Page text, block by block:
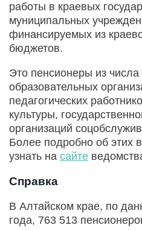
работы в краевых
муниципальных
финансируемых из
бюджетов.
Это пенсионеры из числа
образовательных
педагогических
культуры,
организаций
Более подробно об этих
узнать на сайте
Справка
В Алтайском крае, по
года, 763 513